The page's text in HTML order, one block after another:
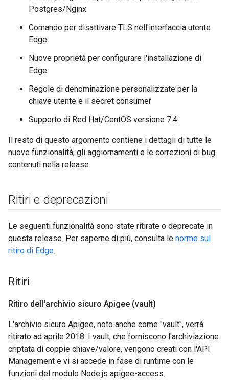
Postgres/Nginx
Comando per disattivare TLS nell'interfaccia utente
Edge
Nuove proprietà per configurare l'installazione di
Edge
Regole di denominazione personalizzate per la
chiave utente e il secret consumer
Supporto di Red Hat/CentOS versione 7.4
Il resto di questo argomento contiene i dettagli di tutte le
nuove funzionalità, gli aggiornamenti e le correzioni di bug
contenuti nella release.
Ritiri e deprecazioni
Le seguenti funzionalità sono state ritirate o deprecate in
questa release. Per saperne di più, consulta le norme sul
ritiro di Edge.
Ritiri
Ritiro dell'archivio sicuro Apigee (vault)
L'archivio sicuro Apigee, noto anche come "vault", verrà
ritirato ad aprile 2018. I vault, che forniscono l'archiviazione
criptata di coppie chiave/valore, vengono creati con l'API
Management e vi si accede in fase di runtime con le
funzioni del modulo Node.js apigee-access.